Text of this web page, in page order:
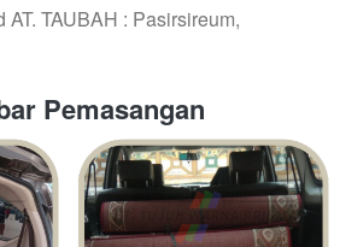
AT. TAUBAH : Pasirsireum,
Pemasangan